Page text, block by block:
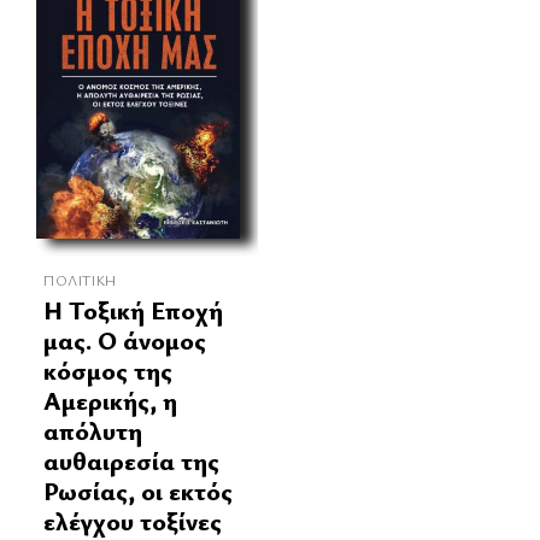
ΠΟΛΙΤΙΚΉ
Η Τοξική Εποχή
μας. Ο άνομος
κόσμος της
Αμερικής, η
απόλυτη
αυθαιρεσία της
Ρωσίας, οι εκτός
ελέγχου τοξίνες